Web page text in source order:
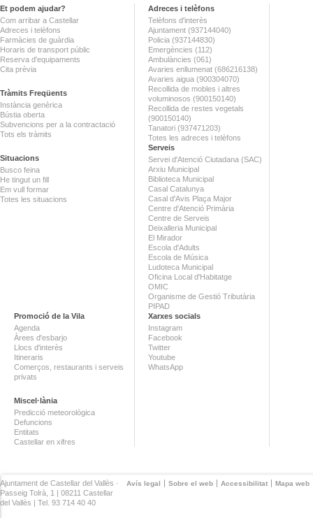
Et podem ajudar?
Com arribar a Castellar
Adreces i telèfons
Farmàcies de guàrdia
Horaris de transport públic
Reserva d'equipaments
Cita prèvia
Tràmits Freqüents
Instància genèrica
Bústia oberta
Subvencions per a la contractació
Tots els tràmits
Situacions
Busco feina
He tingut un fill
Em vull formar
Totes les situacions
Adreces i telèfons
Telèfons d'interès
Ajuntament (937144040)
Policia (937144830)
Emergències (112)
Ambulàncies (061)
Avaries enllumenat (686216138)
Avaries aigua (900304070)
Recollida de mobles i altres
voluminosos (900150140)
Recollida de restes vegetals
(900150140)
Tanatori (937471203)
Totes les adreces i telèfons
Serveis
Servei d'Atenció Ciutadana (SAC)
Arxiu Municipal
Biblioteca Municipal
Casal Catalunya
Casal d'Avis Plaça Major
Centre d'Atenció Primària
Centre de Serveis
Deixalleria Municipal
El Mirador
Escola d'Adults
Escola de Música
Ludoteca Municipal
Oficina Local d'Habitatge
OMIC
Organisme de Gestió Tributària
PIPAD
Promoció de la Vila
Agenda
Àrees d'esbarjo
Llocs d'interès
Itineraris
Comerços, restaurants i serveis
privats
Miscel·lània
Predicció meteorològica
Defuncions
Entitats
Castellar en xifres
Xarxes socials
Instagram
Facebook
Twitter
Youtube
WhatsApp
Avís legal Sobre el web Accessibilitat Mapa web
Ajuntament de Castellar del Vallès ·
Passeig Tolrà, 1 | 08211 Castellar
del Vallès | Tel. 93 714 40 40